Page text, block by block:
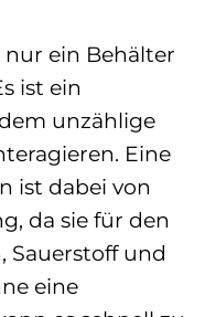
ein Behälter
ist ein
unzählige
Eine
ist dabei von
da sie für den
Sauerstoff und
eine